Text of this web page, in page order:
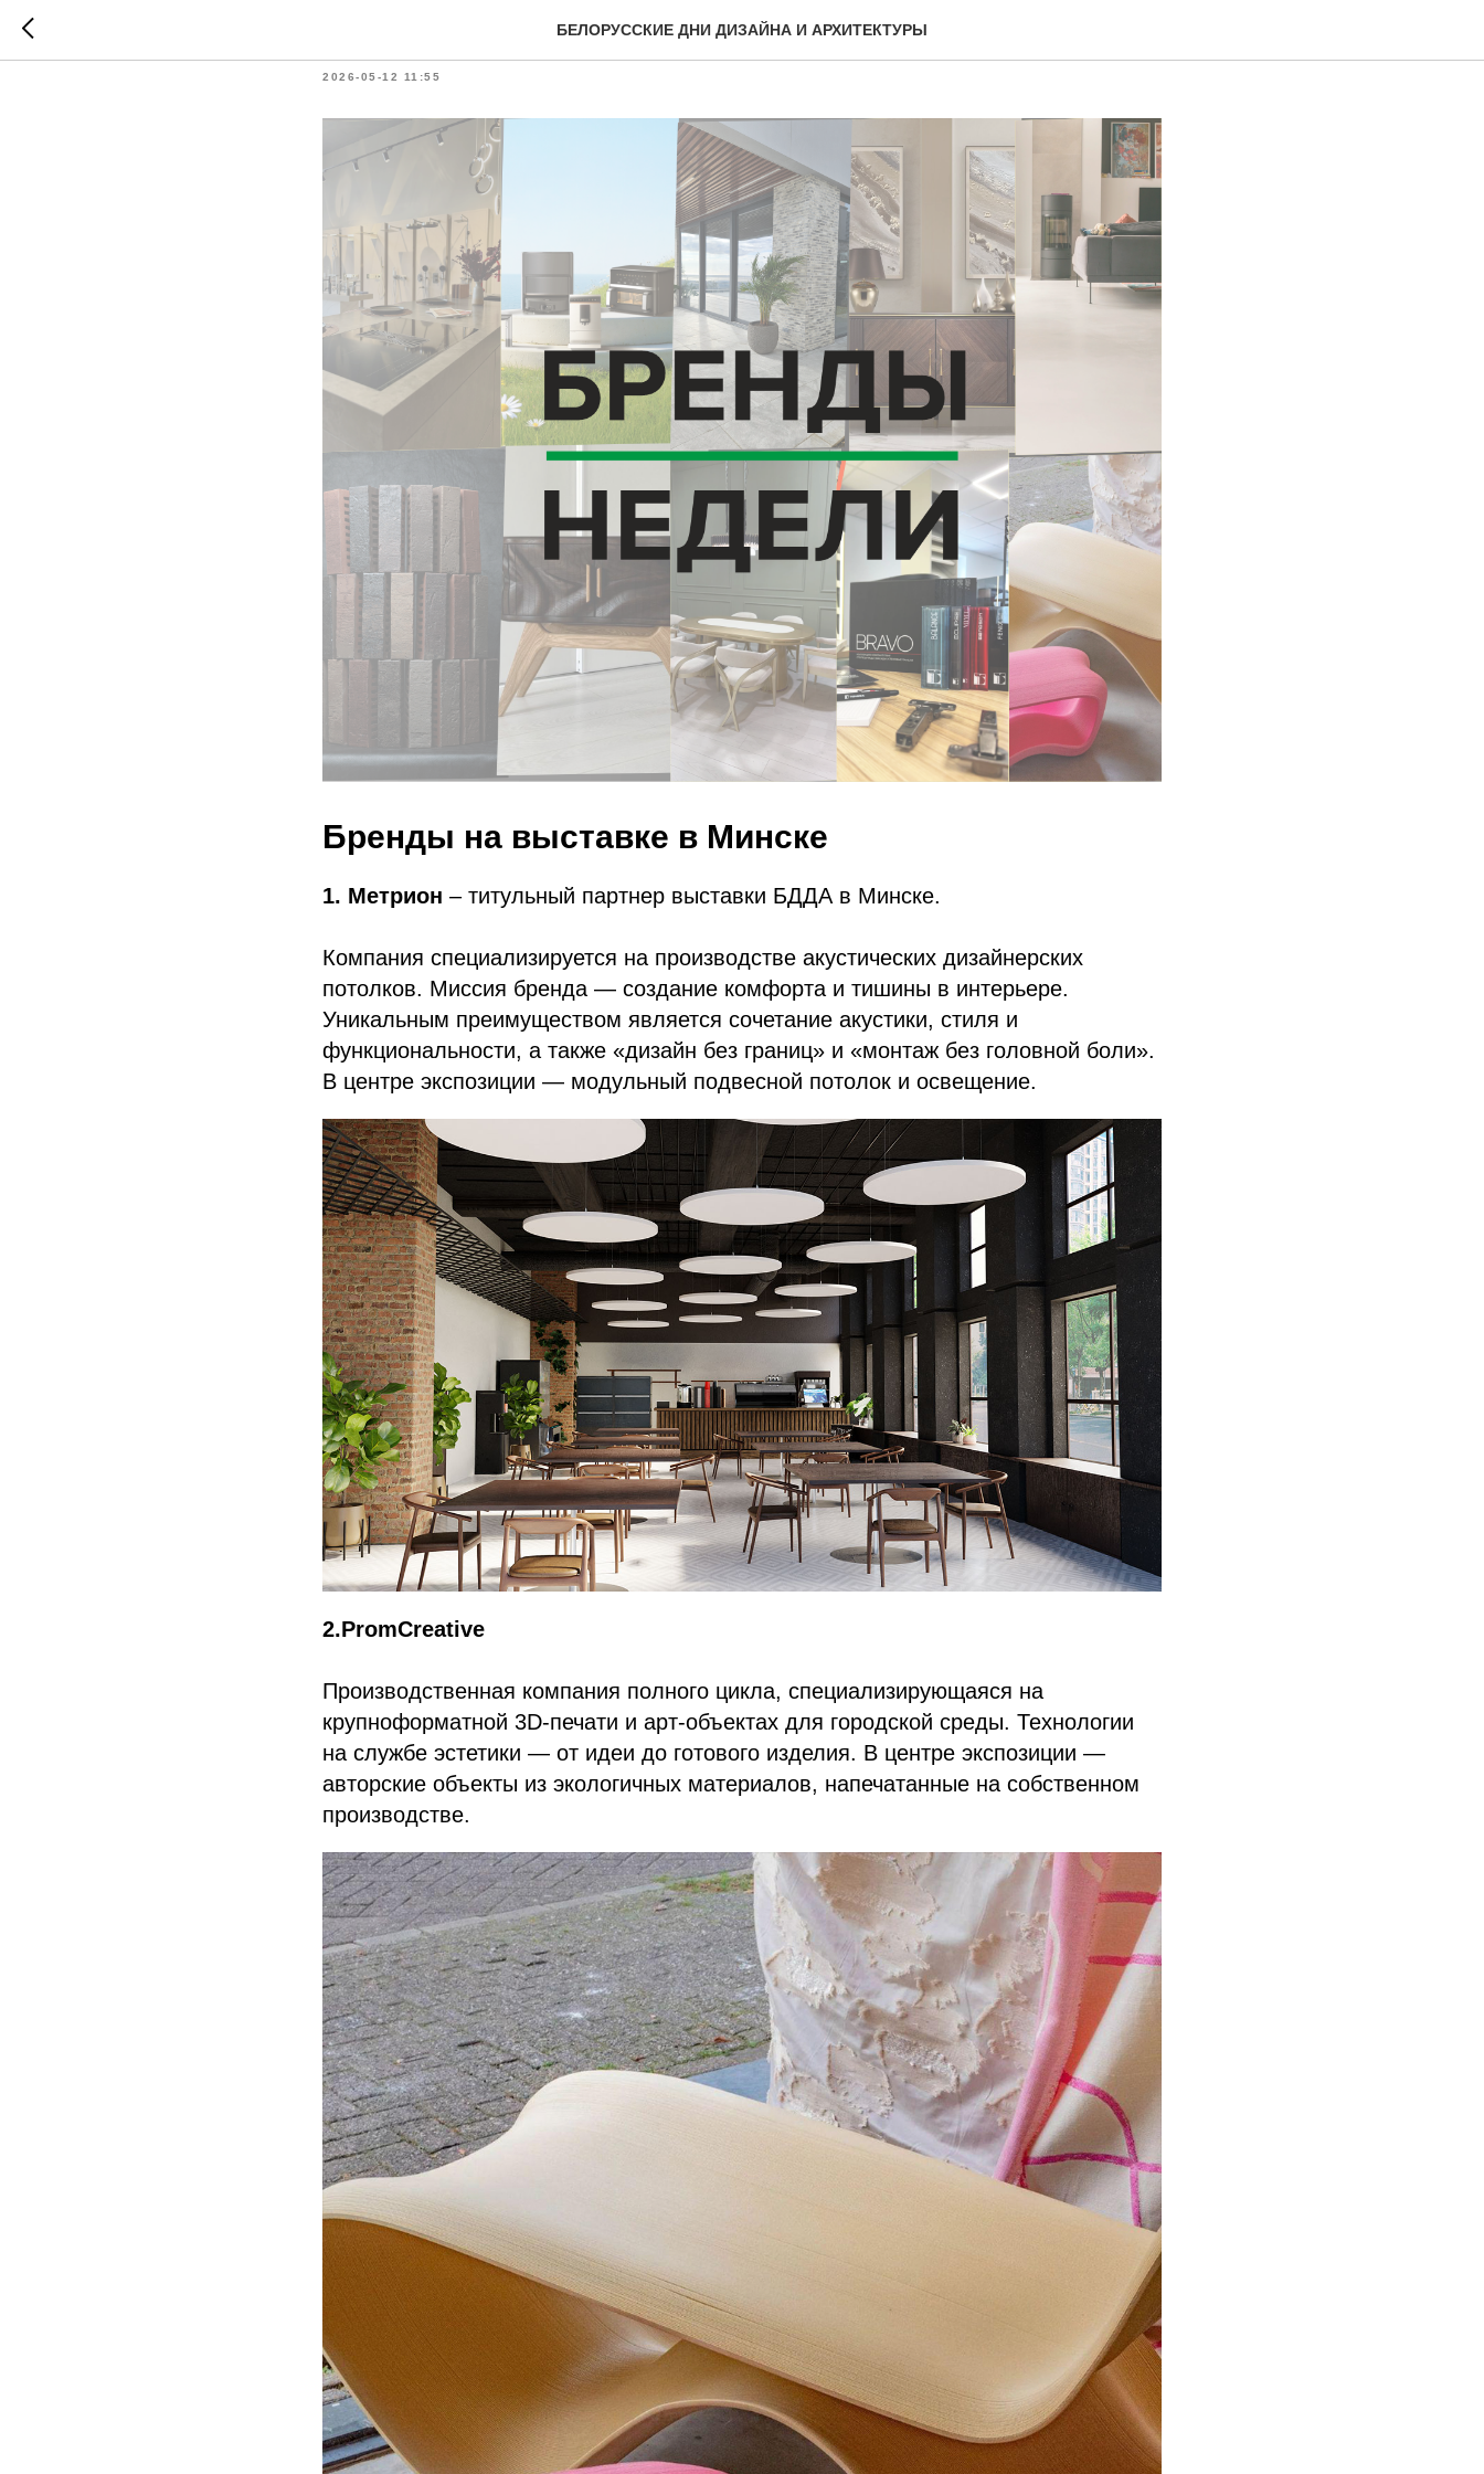
БЕЛОРУССКИЕ ДНИ ДИЗАЙНА И АРХИТЕКТУРЫ
Бренды на выставке в Минске
2026-05-12 11:55
Бренды на выставке в Минске
1. Метрион – титульный партнер выставки БДДА в Минске.
Компания специализируется на производстве акустических дизайнерских
потолков. Миссия бренда — создание комфорта и тишины в интерьере.
Уникальным преимуществом является сочетание акустики, стиля и
функциональности, а также «дизайн без границ» и «монтаж без головной боли».
В центре экспозиции — модульный подвесной потолок и освещение.
2.PromCreative
Производственная компания полного цикла, специализирующаяся на
крупноформатной 3D-печати и арт-объектах для городской среды. Технологии
на службе эстетики — от идеи до готового изделия. В центре экспозиции —
авторские объекты из экологичных материалов, напечатанные на собственном
производстве.